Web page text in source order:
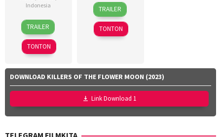
Indonesia
18
Mar
2026
Azhar
Kinoi
Lubis,
Hollynov
Mutia
Effendi,
Nurul
Ravika
TRAILER
TONTON
18
Mar
2026
Dinna
Jasanti
Fachru
Rizza
Farras
Zaky ,
Utari
Nofita
TRAILER
TONTON
DOWNLOAD KILLERS OF THE FLOWER MOON (2023)
Link Download 1